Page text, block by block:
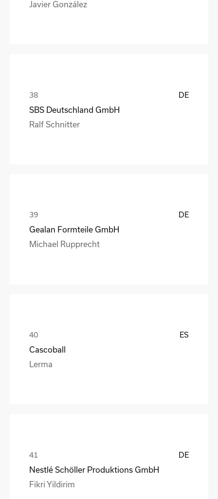
Javier González
DE
SBS Deutschland GmbH
Ralf Schnitter
DE
Gealan Formteile GmbH
Michael Rupprecht
ES
Cascoball
Lerma
DE
Nestlé Schöller Produktions GmbH
Fikri Yildirim